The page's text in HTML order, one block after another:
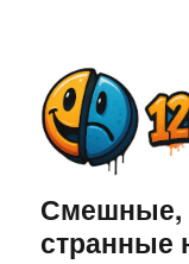
Смешные,
странные